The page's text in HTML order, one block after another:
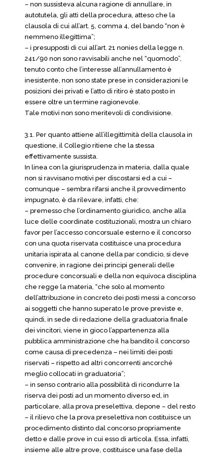
– non sussisteva alcuna ragione di annullare, in
autotutela, gli atti della procedura, atteso che la
clausola di cui all’art. 5, comma 4, del bando “non è
nemmeno illegittima”;
– i presupposti di cui all’art. 21 nonies della legge n.
241/90 non sono ravvisabili anche nel “quomodo”,
tenuto conto che l’interesse all’annullamento è
inesistente, non sono state prese in considerazioni le
posizioni dei privati e l’atto di ritiro è stato posto in
essere oltre un termine ragionevole.
Tale motivi non sono meritevoli di condivisione.
3.1. Per quanto attiene all’illegittimità della clausola in
questione, il Collegio ritiene che la stessa
effettivamente sussista.
In linea con la giurisprudenza in materia, dalla quale
non si ravvisano motivi per discostarsi ed a cui –
comunque – sembra rifarsi anche il provvedimento
impugnato, è da rilevare, infatti, che:
– premesso che l’ordinamento giuridico, anche alla
luce delle coordinate costituzionali, mostra un chiaro
favor per l’accesso concorsuale esterno e il concorso
con una quota riservata costituisce una procedura
unitaria ispirata al canone della par condicio, si deve
convenire, in ragione dei principi generali delle
procedure concorsuali e della non equivoca disciplina
che regge la materia, “che solo al momento
dell’attribuzione in concreto dei posti messi a concorso
ai soggetti che hanno superato le prove previste e,
quindi, in sede di redazione della graduatoria finale
dei vincitori, viene in gioco l’appartenenza alla
pubblica amministrazione che ha bandito il concorso
come causa di precedenza – nei limiti dei posti
riservati – rispetto ad altri concorrenti ancorché
meglio collocati in graduatoria”;
– in senso contrario alla possibilità di ricondurre la
riserva dei posti ad un momento diverso ed, in
particolare, alla prova preselettiva, depone – del resto
– il rilievo che la prova preselettiva non costituisce un
procedimento distinto dal concorso propriamente
detto e dalle prove in cui esso di articola. Essa, infatti,
insieme alle altre prove, costituisce una fase della